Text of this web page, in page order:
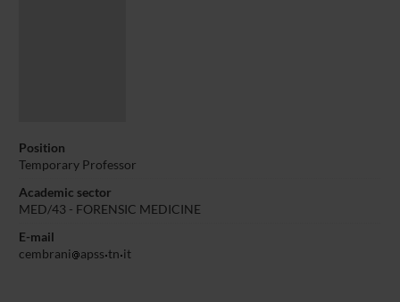
Position
Temporary Professor
Academic sector
MED/43 - FORENSIC MEDICINE
E-mail
cembrani
apss tn it